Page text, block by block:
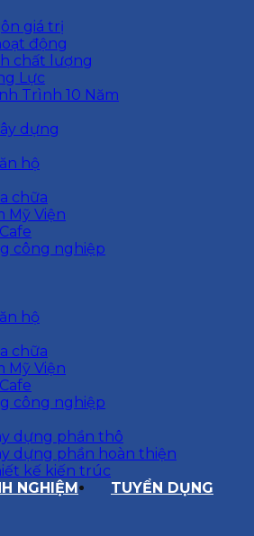
giá trị
động
chất lượng
Lực
Trình 10 Năm
dựng
hộ
chữa
Mỹ Viện
công nghiệp
hộ
chữa
Mỹ Viện
công nghiệp
dựng phần thô
dựng phần hoàn thiện
kế kiến trúc
NGHIỆM
TUYỂN DỤNG